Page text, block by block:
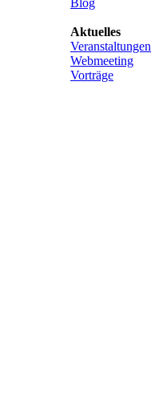
Blog
Aktuelles
Veranstaltungen
Webmeeting
Vorträge